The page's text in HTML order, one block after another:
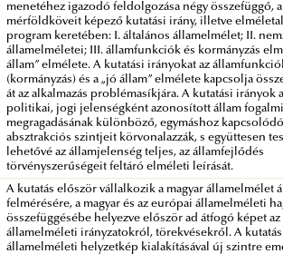
menetéhez igazodó feldolgozása négy összefüggő,
mérföldköveit képező kutatási irány, illetve
program keretében: I. általános államelmélet; II.
államelméletei; III. államfunkciók és kormányzás
állam” elmélete. A kutatási irányokat az
(kormányzás) és a „jó állam” elmélete kapcsolja
át az alkalmazás problémasíkjára. A kutatási irányok
politikai, jogi jelenségként azonosított állam
megragadásának különböző, egymáshoz
absztrakciós szintjeit körvonalazzák, s együttesen
lehetővé az államjelenség teljes, az államfejlődés
törvényszerűségeit feltáró elméleti leírását.
A kutatás először vállalkozik a magyar államelmélet
felmérésére, a magyar és az európai államelméleti
összefüggésébe helyezve először ad átfogó képet az
államelméleti irányzatokról, törekvésekről. A kutatás
államelméleti helyzetkép kialakításával új szintre